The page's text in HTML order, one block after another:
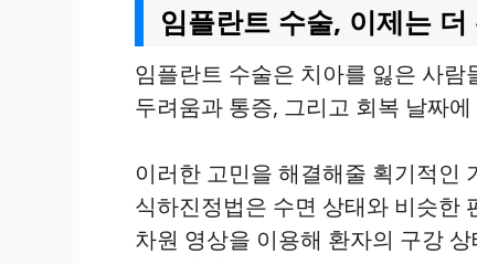
임플란트 수술, 이제는
임플란트 수술은 치아를 잃은 사
두려움과 통증, 그리고 회복 날짜
이러한 고민을 해결해줄 획기적인
식하진정법은 수면 상태와 비슷한
차원 영상을 이용해 환자의 구강